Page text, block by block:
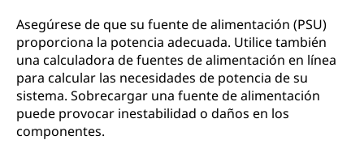
Asegúrese de que su fuente de alimentación (PSU)
proporciona la potencia adecuada. Utilice también
una calculadora de fuentes de alimentación en línea
para calcular las necesidades de potencia de su
sistema. Sobrecargar una fuente de alimentación
puede provocar inestabilidad o daños en los
componentes.